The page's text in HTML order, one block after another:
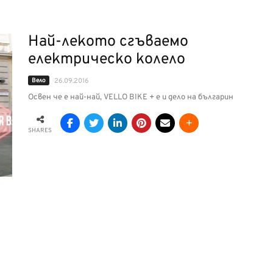
Най-лекото сгъваемо
електрическо колело
Вело 26.09.2016
Освен че е най-най, VELLO BIKE + е и дело на българин
SHARES